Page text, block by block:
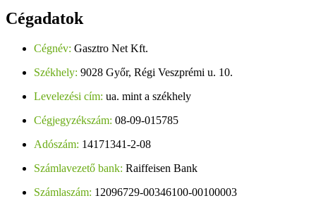
Cégadatok
Cégnév: Gasztro Net Kft.
Székhely: 9028 Győr, Régi Veszprémi u. 10.
Levelezési cím: ua. mint a székhely
Cégjegyzékszám: 08-09-015785
Adószám: 14171341-2-08
Számlavezető bank: Raiffeisen Bank
Számlaszám: 12096729-00346100-00100003